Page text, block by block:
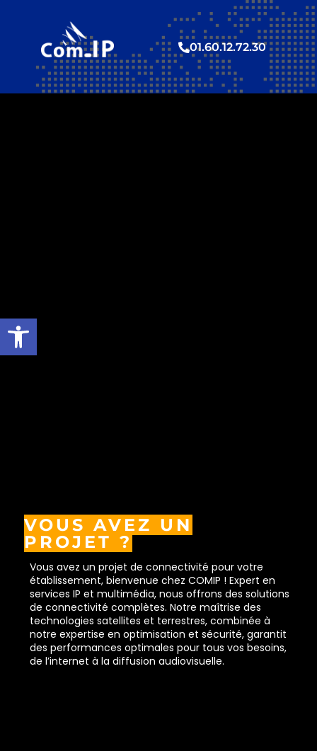
Ouvrir la barre d’outils
01.60.12.72.30
VOUS AVEZ UN
PROJET ?
Vous avez un projet de connectivité pour votre
établissement, bienvenue chez COMIP ! Expert en
services IP et multimédia, nous offrons des solutions
de connectivité complètes. Notre maîtrise des
technologies satellites et terrestres, combinée à
notre expertise en optimisation et sécurité, garantit
des performances optimales pour tous vos besoins,
de l’internet à la diffusion audiovisuelle.